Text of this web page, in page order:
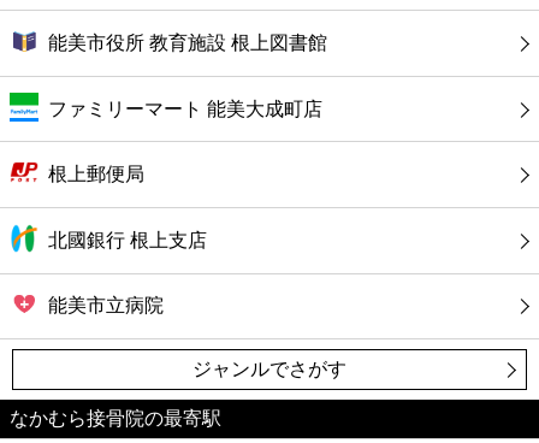
ファーストフード
能美市役所 教育施設 根上図書館
ファミリーマート 能美大成町店
根上郵便局
北國銀行 根上支店
能美市立病院
ジャンルでさがす
なかむら接骨院の最寄駅